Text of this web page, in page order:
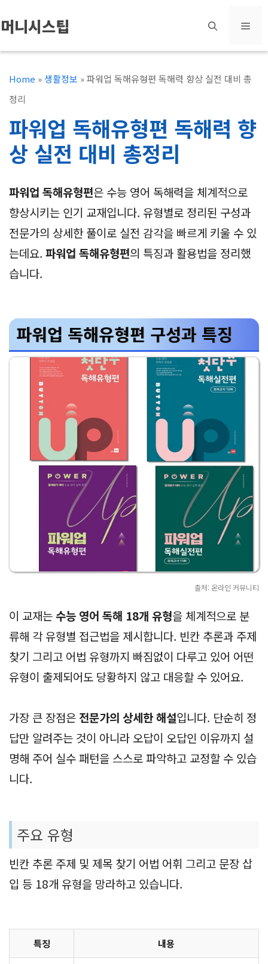
텐
츠
머니시스팁 메
Home »생활정보 »파워업 독해유형편 독해력 향상 실전 대비 총
정리
파워업 독해유형편 독해력 향
상 실전 대비 총정리
파워업 독해유형편은 수능 영어 독해력을 체계적으로
향상시키는 인기 교재입니다. 유형별로 정리된 구성과
전문가의 상세한 풀이로 실전 감각을 빠르게 키울 수 있
는데요. 파워업 독해유형편의 특징과 활용법을 정리했
습니다.
파워업 독해유형편 구성과 특징
출처: 온라인 커뮤니티
이 교재는수능 영어 독해 18개 유형을 체계적으로 분
류해 각 유형별 접근법을 제시합니다. 빈칸 추론과 주제
찾기 그리고 어법 유형까지 빠짐없이 다루고 있어 어떤
유형이 출제되어도 당황하지 않고 대응할 수 있어요.
가장 큰 장점은 전문가의 상세한 해설입니다. 단순히 정
답만 알려주는 것이 아니라 오답이 오답인 이유까지 설
명해 주어 실수 패턴을 스스로 파악하고 교정할 수 있습
니다.
주요 유형
빈칸 추론 주제 및 제목 찾기 어법 어휘 그리고 문장 삽
입 등 18개 유형을 망라하고 있습니다.
특징 내용